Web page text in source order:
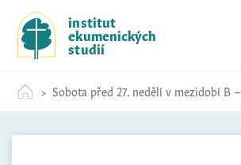
c
institut
ekumenických
studií
Sobota před 27. nedělí v mezidobí B –